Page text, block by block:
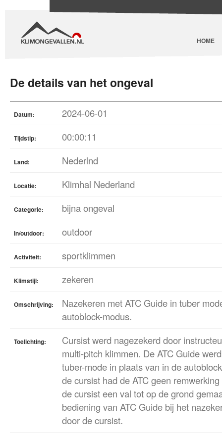
HOME
De details van het ongeval
Datum: 2024-06-01
Tijdstip: 00:00:11
Land: Nederlnd
Locatie: Klimhal Nederland
Categorie: bijna ongeval
In/outdoor: outdoor
Activiteit: sportklimmen
Klimstijl: zekeren
Omschrijving:
Nazekeren met ATC Guide in tuber
autoblock-modus.
Toelichting:
Cursist werd nagezekerd door
multi-pitch klimmen. De ATC Guide
tuber-mode in plaats van in de
de cursist had de ATC geen
de cursist een val tot op de grond
bediening van ATC Guide bij het
door de cursist.